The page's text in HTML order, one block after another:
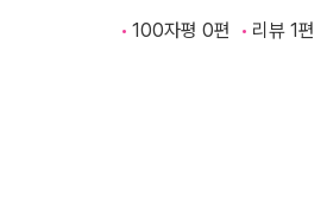
100자평 0편 리뷰 1편